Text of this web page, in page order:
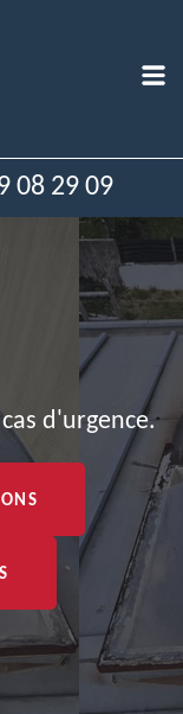
08 29 09
d'urgence.